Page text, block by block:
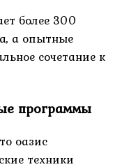
более 300
а опытные
сочетание к
программы
оазис
техники